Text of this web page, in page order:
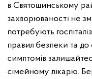
в Святошинському
захворюваності не
потребують
правил безпеки та
симптомів
сімейному лікарю.